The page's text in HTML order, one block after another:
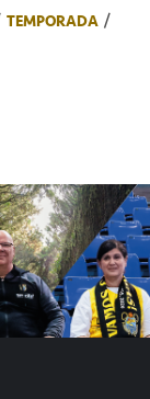
TEMPORADA